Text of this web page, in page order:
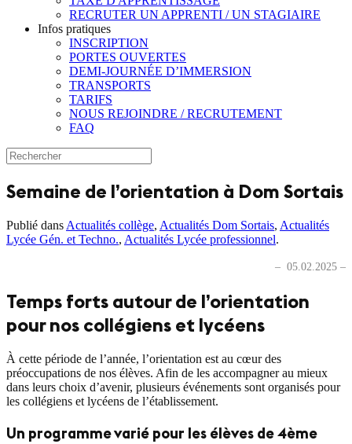
RECRUTER UN APPRENTI / UN STAGIAIRE
Infos pratiques
INSCRIPTION
PORTES OUVERTES
DEMI-JOURNÉE D’IMMERSION
TRANSPORTS
TARIFS
NOUS REJOINDRE / RECRUTEMENT
FAQ
Semaine de l’orientation à Dom Sortais
Publié dans Actualités collège, Actualités Dom Sortais, Actualités
Lycée Gén. et Techno., Actualités Lycée professionnel.
– 05.02.2025 –
Temps forts autour de l’orientation
pour nos collégiens et lycéens
À cette période de l’année, l’orientation est au cœur des
préoccupations de nos élèves. Afin de les accompagner au mieux
dans leurs choix d’avenir, plusieurs événements sont organisés pour
les collégiens et lycéens de l’établissement.
Un programme varié pour les élèves de 4ème